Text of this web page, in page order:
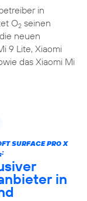
in
O2seinen
neuen
9 Lite, Xiaomi
das Xiaomi Mi
SURFACE PRO X
:
in